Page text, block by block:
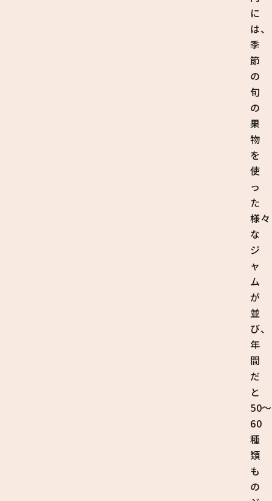
に
は、
季
節
の
旬
の
果
物
を
使
っ
た
様々
な
ジ
ャ
ム
が
並
び、
年
間
だ
と
50〜
60
種
類
も
の